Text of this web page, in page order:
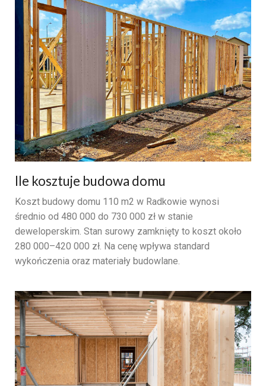
Ile kosztuje budowa domu
Koszt budowy domu 110 m2 w Radkowie wynosi
średnio od 480 000 do 730 000 zł w stanie
deweloperskim. Stan surowy zamknięty to koszt około
280 000–420 000 zł. Na cenę wpływa standard
wykończenia oraz materiały budowlane.